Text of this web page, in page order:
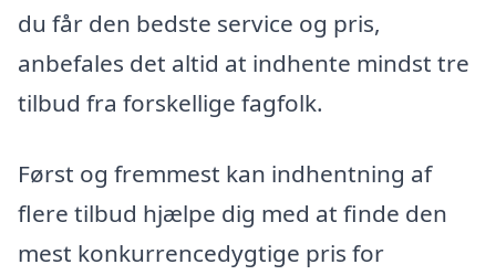
du får den bedste service og pris,
anbefales det altid at indhente mindst tre
tilbud fra forskellige fagfolk.
Først og fremmest kan indhentning af
flere tilbud hjælpe dig med at finde den
mest konkurrencedygtige pris for